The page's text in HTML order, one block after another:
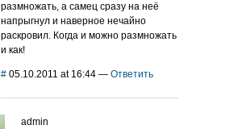
размножать, а самец сразу на неё
напрыгнул и наверное нечайно
раскровил. Когда и можно размножать
и как!
# 05.10.2011 at 16:44 — Ответить
admin